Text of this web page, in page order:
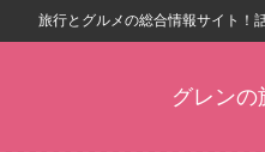
旅行とグルメの総合情報サイト！
グレンの